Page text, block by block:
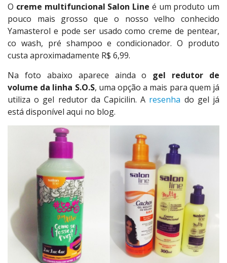
O creme multifuncional Salon Line é um produto um
pouco mais grosso que o nosso velho conhecido
Yamasterol e pode ser usado como creme de pentear,
co wash, pré shampoo e condicionador. O produto
custa aproximadamente R$ 6,99.
Na foto abaixo aparece ainda o gel redutor de
volume da linha S.O.S, uma opção a mais para quem já
utiliza o gel redutor da Capicilin. A resenha do gel já
está disponível aqui no blog.